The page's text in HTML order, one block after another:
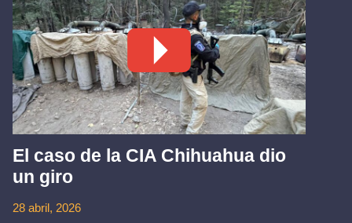
El caso de la CIA Chihuahua dio
un giro
28 abril, 2026